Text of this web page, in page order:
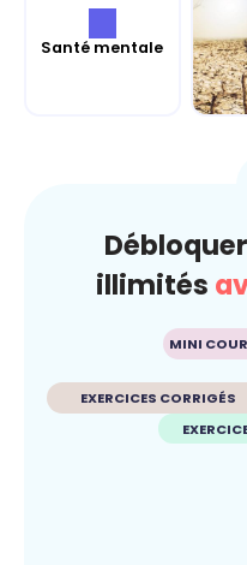
Santé mentale
illimités
MINI
EXERCICES CORRIGÉS